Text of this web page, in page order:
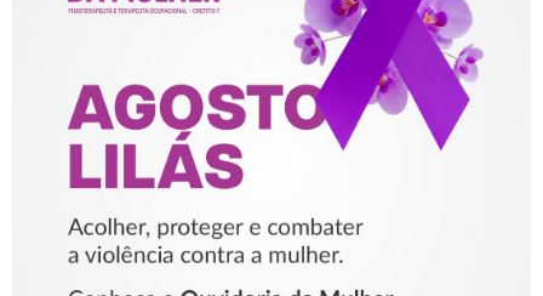
AGOSTO LILÁS – ACOLHER,
PROTEGER E COMBATER A
VIOLÊNCIA CONTRA A
MULHER